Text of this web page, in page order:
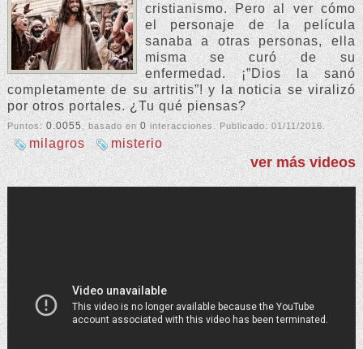
cristianismo. Pero al ver cómo
el personaje de la película
sanaba a otras personas, ella
misma se curó de su
enfermedad. ¡”Dios la sanó
completamente de su artritis”! y la noticia se viralizó
por otros portales. ¿Tu qué piensas?
Puntos:0.0055, basado en0interacciones. Publicado:01/11/2016.
milagros misterio
ver más videos